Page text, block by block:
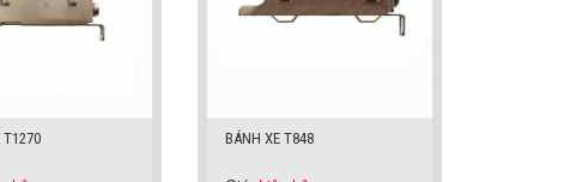
T1270 BÁNH XE T848